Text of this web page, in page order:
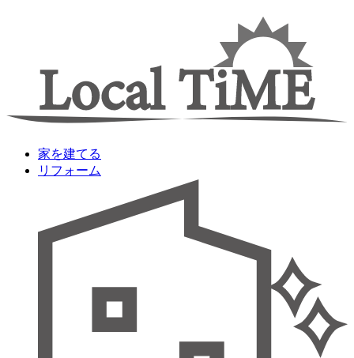
家を建てる
リフォーム